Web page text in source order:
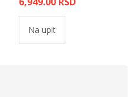
Na upit